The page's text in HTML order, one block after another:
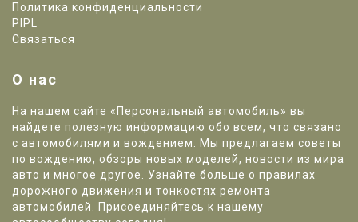
Политика конфиденциальности
PIPL
Связаться
О нас
На нашем сайте «Персональный автомобиль» вы
найдете полезную информацию обо всем, что связано
с автомобилями и вождением. Мы предлагаем советы
по вождению, обзоры новых моделей, новости из мира
авто и многое другое. Узнайте больше о правилах
дорожного движения и тонкостях ремонта
автомобилей. Присоединяйтесь к нашему